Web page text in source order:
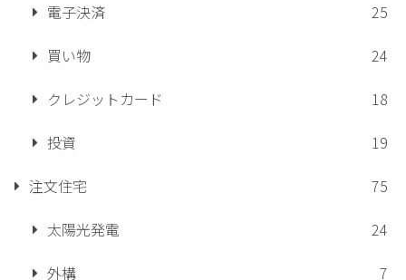
電子決済
25
買い物
24
クレジットカード
18
投資
19
注文住宅
75
太陽光発電
24
外構
7